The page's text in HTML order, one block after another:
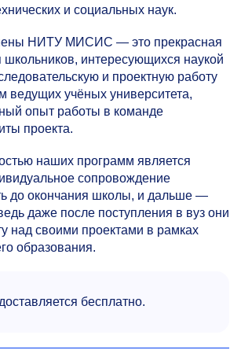
и социальных наук.
НИТУ МИСИС — это прекрасная
школьников, интересующихся наукой
и проектную работу
ведущих учёных университета,
опыт работы в команде
проекта.
наших программ является
сопровождение
до окончания школы, и дальше —
даже после поступления в вуз они
над своими проектами в рамках
образования.
бесплатно.